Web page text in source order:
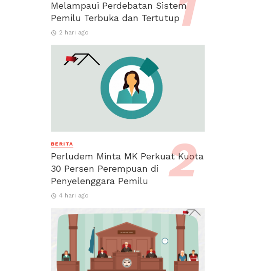
Melampaui Perdebatan Sistem
Pemilu Terbuka dan Tertutup
2 hari ago
BERITA
Perludem Minta MK Perkuat Kuota
30 Persen Perempuan di
Penyelenggara Pemilu
4 hari ago